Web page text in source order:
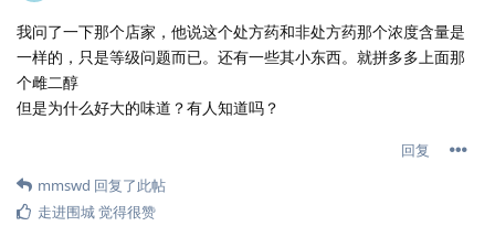
我问了一下那个店家，他说这个处方药和非处方药那个浓度含量是
一样的，只是等级问题而已。还有一些其小东西。就拼多多上面那
个雌二醇
但是为什么好大的味道？有人知道吗？
回复
mmswd 回复了此帖
走进围城觉得很赞